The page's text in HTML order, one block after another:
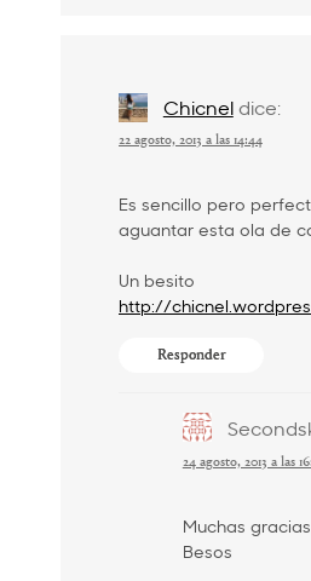
Chicnel dice:
22 agosto, 2013 a las 14:44
Es sencillo pero
aguantar esta ola de
Un besito
http://
Responder
24 agosto, 2013 a las
Muchas
Besos